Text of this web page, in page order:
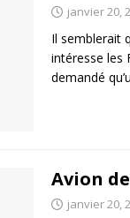
janvier 20,
Il semblerait
intéresse les
demandé
Avion
janvier 20,